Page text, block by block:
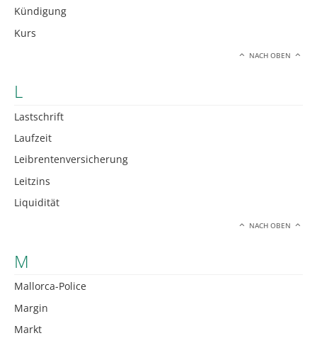
Kündigung
Kurs
NACH OBEN
L
Lastschrift
Laufzeit
Leibrentenversicherung
Leitzins
Liquidität
NACH OBEN
M
Mallorca-Police
Margin
Markt